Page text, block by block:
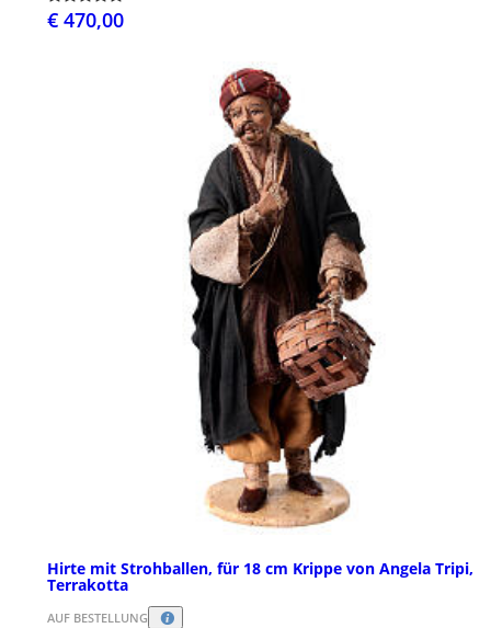
€ 470,00
Hirte mit Strohballen, für 18 cm Krippe von Angela Tripi,
Terrakotta
AUF BESTELLUNG